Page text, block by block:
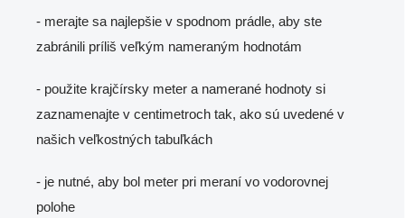
- merajte sa najlepšie v spodnom prádle, aby ste
zabránili príliš veľkým nameraným hodnotám
- použite krajčírsky meter a namerané hodnoty si
zaznamenajte v centimetroch tak, ako sú uvedené v
našich veľkostných tabuľkách
- je nutné, aby bol meter pri meraní vo vodorovnej
polohe